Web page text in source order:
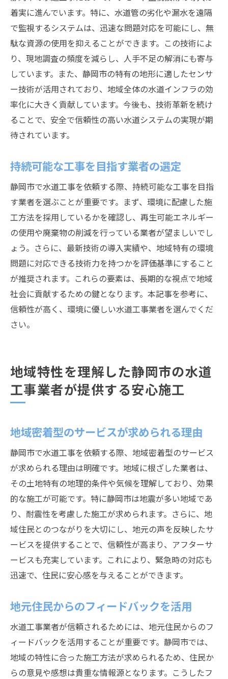
着実に進んでいます。特に、水道管の劣化や漏水を遠隔
で監視するシステムは、迅速な問題対応を可能にし、無
駄な資源の使用を抑えることができます。この技術によ
り、現地調査の頻度を減らし、人手不足の解消にも寄与
しています。また、静岡市の特有の地形に適したセンサ
ー技術が活用されており、地域全体の水道インフラの効
率化に大きく貢献しています。今後も、技術革新を続け
ることで、安全で信頼性の高い水道システムの実現が期
待されています。
持続可能な工事を目指す業者の選定
静岡市で水道工事を依頼する際、持続可能な工事を目指
す業者を選ぶことが重要です。まず、環境に配慮した施
工方法を採用しているかを確認し、再生可能エネルギー
の使用や廃棄物の削減を行っている業者が望ましいでし
ょう。さらに、最新技術の導入実績や、地域特有の環境
問題に対応できる技術力を持つかを評価基準にすること
が推奨されます。これらの要素は、長期的な視点で地域
社会に貢献するための鍵となります。本記事を参考に、
信頼性が高く、環境に優しい水道工事業者を選んでくだ
さい。
地域特性を理解した静岡市の水道
工事業者が提供する安心施工
地域密着型のサービスが求められる理由
静岡市で水道工事を依頼する際、地域密着型のサービス
が求められる理由は明確です。地域に根ざした業者は、
その土地特有の地理的条件や気候を理解しており、効果
的な施工が可能です。特に静岡市は地震が多い地域であ
り、耐震性を考慮した施工が求められます。さらに、地
域住民とのつながりを大切にし、地元の声を反映したサ
ービスを提供することで、信頼性が高まり、アフターサ
ービスも充実しています。これにより、緊急時の対応も
迅速で、住民に安心感を与えることができます。
地元住民からのフィードバックを活用
水道工事業者が信頼されるためには、地元住民からのフ
ィードバックを活用することが重要です。静岡市では、
地域の特性に合った施工方法が求められるため、住民か
らの意見や感想は貴重な情報源となります。こうしたフ